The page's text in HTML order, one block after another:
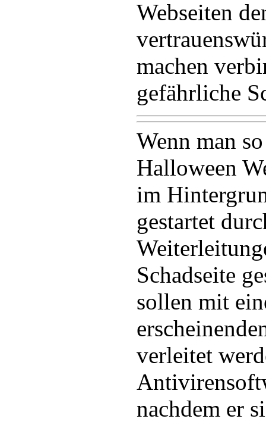
Webseiten
machen
gefährliche
Wenn man
Halloween
im
gestartet
Schadseite
sollen mit
verleitet
nachdem er